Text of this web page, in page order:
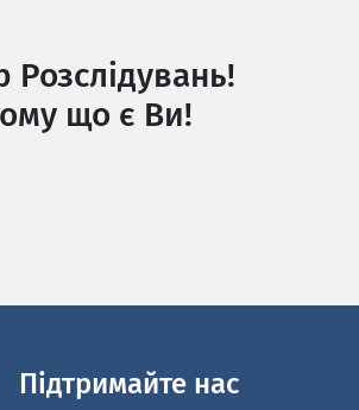
що є Ви!
Підтримайте нас